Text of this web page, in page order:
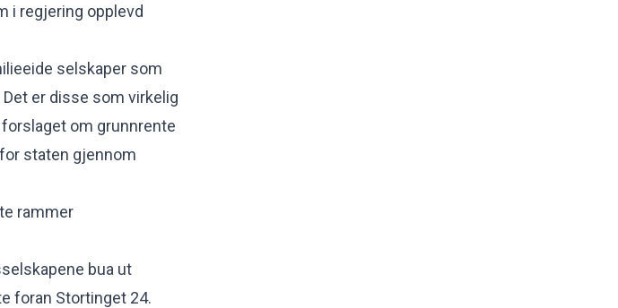
i regjering opplevd
selskaper som
er disse som virkelig
om grunnrente
staten gjennom
rammer
bua ut
foran Stortinget 24.